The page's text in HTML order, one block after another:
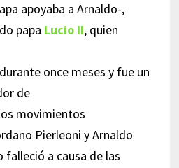
apoyaba a Arnaldo-,
papa Lucio II, quien
once meses y fue un
de
movimientos
Pierleoni y Arnaldo
falleció a causa de las